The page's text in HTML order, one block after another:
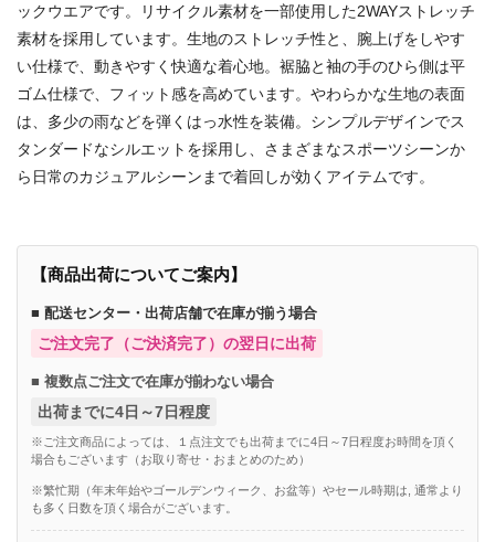
ックウエアです。リサイクル素材を一部使用した2WAYストレッチ
素材を採用しています。生地のストレッチ性と、腕上げをしやす
い仕様で、動きやすく快適な着心地。裾脇と袖の手のひら側は平
ゴム仕様で、フィット感を高めています。やわらかな生地の表面
は、多少の雨などを弾くはっ水性を装備。シンプルデザインでス
タンダードなシルエットを採用し、さまざまなスポーツシーンか
ら日常のカジュアルシーンまで着回しが効くアイテムです。
【商品出荷についてご案内】
■ 配送センター・出荷店舗で在庫が揃う場合
ご注文完了（ご決済完了）の翌日に出荷
■ 複数点ご注文で在庫が揃わない場合
出荷までに4日～7日程度
※ご注文商品によっては、１点注文でも出荷までに4日～7日程度お時間を頂く
場合もございます（お取り寄せ・おまとめのため）
※繁忙期（年末年始やゴールデンウィーク、お盆等）やセール時期は, 通常より
も多く日数を頂く場合がございます。